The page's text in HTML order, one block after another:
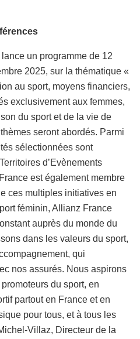
un programme de 12
2025, sur la thématique «
au sport, moyens financiers,
exclusivement aux femmes,
du sport et de la vie de
seront abordés. Parmi
sélectionnées sont
d’Evènements
est également membre
ces multiples initiatives en
féminin, Allianz France
auprès du monde du
dans les valeurs du sport,
qui
nos assurés. Nous aspirons
du sport, en
partout en France et en
pour tous, et à tous les
Villaz, Directeur de la